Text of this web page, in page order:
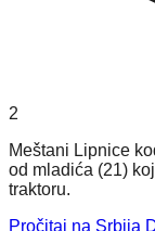
2
Meštani Lipnice
od mladića (21)
traktoru.
Pročitaj na Srbija